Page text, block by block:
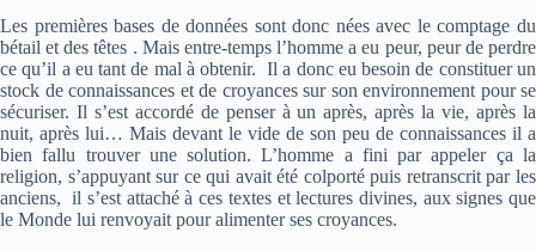
Les premières bases de données sont donc nées avec le comptage du
bétail et des têtes . Mais entre-temps l’homme a eu peur, peur de perdre
ce qu’il a eu tant de mal à obtenir. Il a donc eu besoin de constituer un
stock de connaissances et de croyances sur son environnement pour se
sécuriser. Il s’est accordé de penser à un après, après la vie, après la
nuit, après lui… Mais devant le vide de son peu de connaissances il a
bien fallu trouver une solution. L’homme a fini par appeler ça la
religion, s’appuyant sur ce qui avait été colporté puis retranscrit par les
anciens, il s’est attaché à ces textes et lectures divines, aux signes que
le Monde lui renvoyait pour alimenter ses croyances.